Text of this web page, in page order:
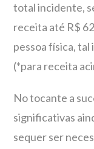
total incidente,
receita até R$
pessoa física, tal
(*para receita
No tocante a
significativas
sequer ser